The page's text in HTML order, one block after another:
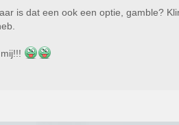
is dat een ook een optie, gamble?